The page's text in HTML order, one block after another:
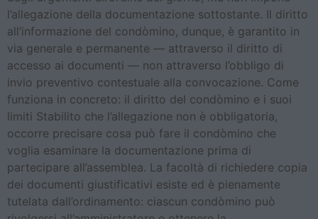
l’allegazione della documentazione sottostante. Il diritto
all’informazione del condòmino, dunque, è garantito in
via generale e permanente — attraverso il diritto di
accesso ai documenti — non attraverso l’obbligo di
invio preventivo contestuale alla convocazione. Come
funziona in concreto: il diritto del condòmino e i suoi
limiti Stabilito che l’allegazione non è obbligatoria,
occorre precisare cosa può fare il condòmino che
voglia esaminare la documentazione prima di
partecipare all’assemblea. La facoltà di richiedere copia
dei documenti giustificativi esiste ed è pienamente
tutelata dall’ordinamento: ciascun condòmino può